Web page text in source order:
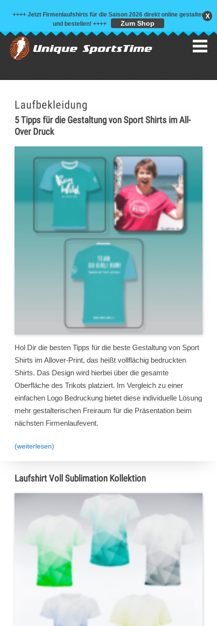
++++ Jetzt Firmenlaufshirts für die Saison 2026 direkt online gestalten
und bestellen! ++++ Zum Shop
X
Laufbekleidung
5 Tipps für die Gestaltung von Sport Shirts im All-
Over Druck
Hol Dir die besten Tipps für die beste Gestaltung von Sport
Shirts im Allover-Print, das heißt vollflächig bedruckten
Shirts. Das Design wird hierbei über die gesamte
Oberfläche des Trikots platziert. Im Vergleich zu einer
einfachen Logo Bedruckung bietet diese individuelle Lösung
mehr gestalterischen Freiraum für die Präsentation beim
nächsten Firmenlaufevent.
(weiterlesen)
Laufshirt Voll Sublimation Kollektion